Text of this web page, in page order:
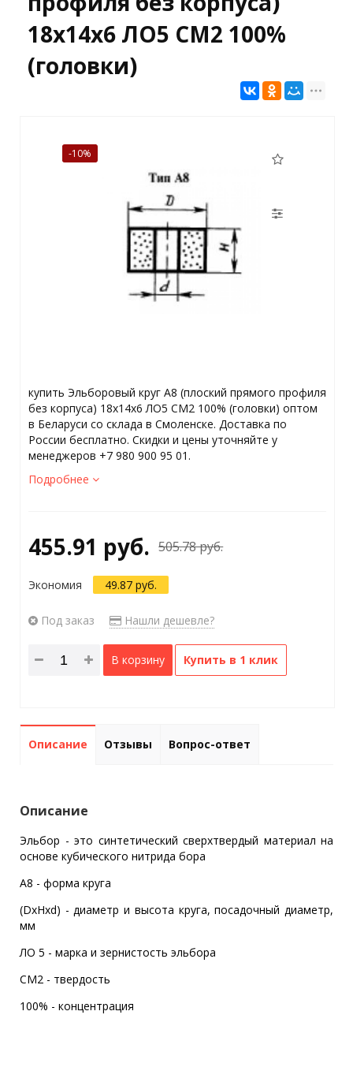
18х14х6 ЛО5 СМ2 100%
(головки)
-10%
купить Эльборовый круг А8 (плоский прямого профиля
без корпуса) 18х14х6 ЛО5 СМ2 100% (головки) оптом
в Беларуси со склада в Смоленске. Доставка по
России бесплатно. Скидки и цены уточняйте у
менеджеров +7 980 900 95 01.
Подробнее
455.91 руб. 505.78 руб.
Экономия 49.87 руб.
Под заказ Нашли дешевле?
В корзину Купить в 1 клик
Описание Отзывы Вопрос-ответ
Описание
Эльбор - это синтетический сверхтвердый материал на
основе кубического нитрида бора
А8 - форма круга
(DxHxd) - диаметр и высота круга, посадочный диаметр,
мм
ЛО 5 - марка и зернистость эльбора
СМ2 - твердость
100% - концентрация